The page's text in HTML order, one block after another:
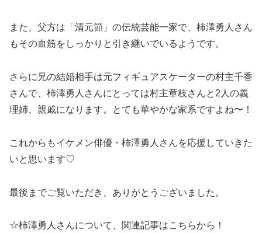
また、父方は「清元節」の伝統芸能一家で、柿澤勇人さん
もその血筋をしっかりと引き継いでいるようです。
さらに兄の結婚相手は元フィギュアスケーターの村主千香
さんで、柿澤勇人さんにとっては村主章枝さんと2人の義
理姉、親戚になります。とても華やかな家系ですよね〜！
これからもイケメン俳優・柿澤勇人さんを応援していきた
いと思います♡
最後までご覧いただき、ありがとうございました。
☆柿澤勇人さんについて、関連記事はこちらから！